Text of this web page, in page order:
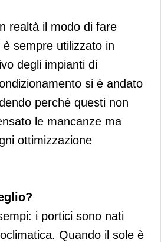
realtà il modo di fare
sempre utilizzato in
degli impianti di
si è andato
perché questi non
le mancanze ma
ottimizzazione
i portici sono nati
Quando il sole è